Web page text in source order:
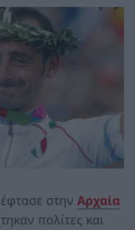
στην Αρχαία
πολίτες και